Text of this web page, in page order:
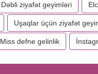
Dəbli ziyafət geyimləri
Uşaqlar üçün ziyafət
Miss defne gelinlik